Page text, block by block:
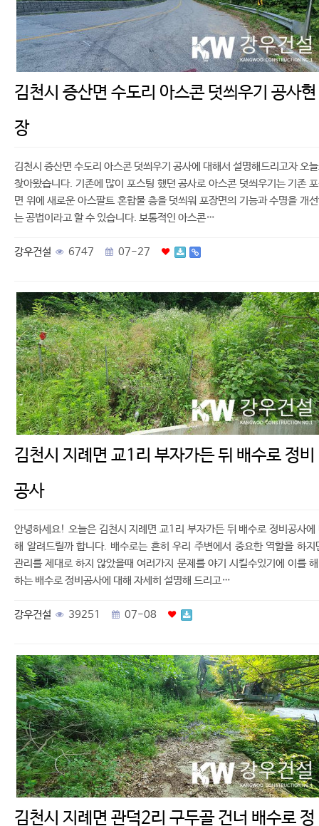
김천시 증산면 수도리 아스콘 덧씌우기 공사현
장
김천시 증산면 수도리 아스콘 덧씌우기 공사에 대해서 설명해드리고자 오
찾아왔습니다. 기존에 많이 포스팅 했던 공사로 아스콘 덧씌우기는 기존
면 위에 새로운 아스팔트 혼합물 층을 덧씌워 포장면의 기능과 수명을 개
는 공법이라고 할 수 있습니다. 보통적인 아스콘…
강우건설 6747 07-27
김천시 지례면 교1리 부자가든 뒤 배수로 정비
공사
안녕하세요! 오늘은 김천시 지례면 교1리 부자가든 뒤 배수로 정비공사에
해 알려드릴까 합니다. 배수로는 흔히 우리 주변에서 중요한 역할을 하지
관리를 제대로 하지 않았을때 여러가지 문제를 야기 시킬수있기에 이를
하는 배수로 정비공사에 대해 자세히 설명해 드리고…
강우건설 39251 07-08
김천시 지례면 관덕2리 구두골 건너 배수로 정